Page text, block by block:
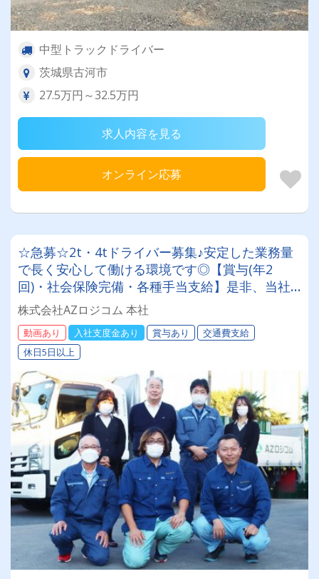
中型トラックドライバー
茨城県古河市
27.5万円～32.5万円
求人内容を見る
オンライン応募
☆急募☆2t・4tドライバー募集♪安定した業務量
で長く安心して働ける環境です◎【賞与(年2
回)・社会保険完備・各種手当支給】是非、当社
で新たなスタートを切りませんか⁉
株式会社AZロジコム 本社
動画あり 入社支度金あり 賞与あり
交通費支給
休日5日以上